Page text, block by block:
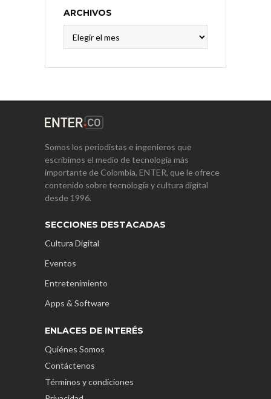
ARCHIVOS
Somos los periodistas e ingenieros que
escribimos el medio de tecnología más
importante de Colombia, ENTER, que le ofrece
contenido sobre tecnología y cultura digital
desde 1996.
SECCIONES DESTACADAS
Cultura Digital
Eventos
Entretenimiento
Apps & Software
ENLACES DE INTERÉS
Quiénes Somos
Contáctenos
Términos y condiciones